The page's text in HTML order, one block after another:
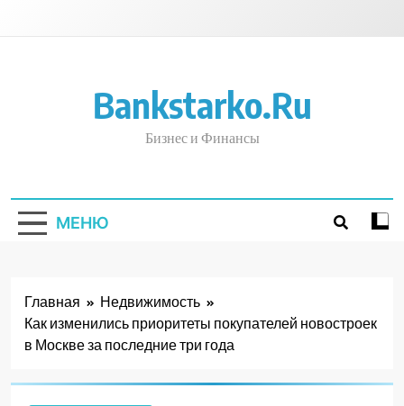
Bankstarko.ru
Бизнес и Финансы
МЕНЮ
Главная
Недвижимость
Как изменились приоритеты покупателей новостроек
в Москве за последние три года